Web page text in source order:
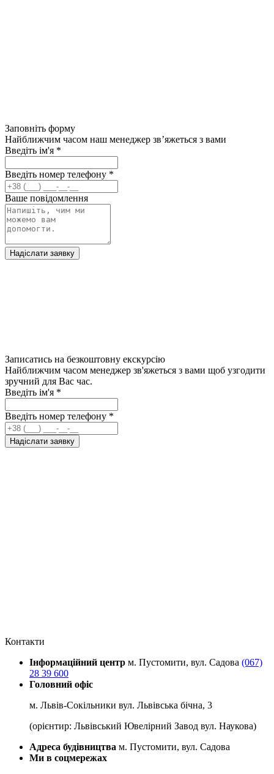
Заповніть форму
Найближчим часом наш менеджер зв’яжеться з вами
Введіть ім'я *
Введіть номер телефону *
Ваше повідомлення
Надіслати заявку
Записатись на безкоштовну екскурсію
Найближчим часом менеджер зв'яжеться з вами щоб узгодити
зручний для Вас час.
Введіть ім'я *
Введіть номер телефону *
Надіслати заявку
Контакти
Інформаційний центр м. Пустомити, вул. Садова (067)
28 39 600
Головний офіс
м. Львів-Сокільники вул. Львівська бічна, 3
(орієнтир: Львівський Ювелірний Завод вул. Наукова)
Адреса будівництва м. Пустомити, вул. Садова
Ми в соцмережах